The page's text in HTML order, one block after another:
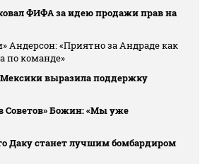
ФИФА за идею продажи прав на
Андерсон: «Приятно за Андраде как
по команде»
выразила поддержку
Советов» Божин: «Мы уже
Даку станет лучшим бомбардиром